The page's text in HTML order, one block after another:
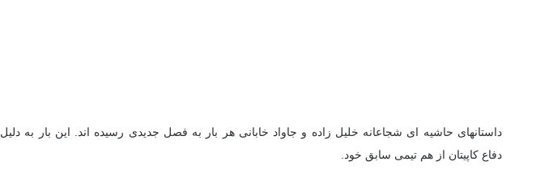
داستانهای حاشیه ای شجاعانه خلیل زاده و جاواد خابانی هر بار به فصل جدیدی رسیده اند. این بار به دلیل
دفاع کاپیتان از هم تیمی سابق خود.